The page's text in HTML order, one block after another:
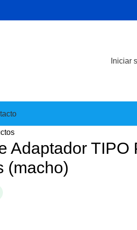
Iniciar
Adaptador TIPO
(macho)